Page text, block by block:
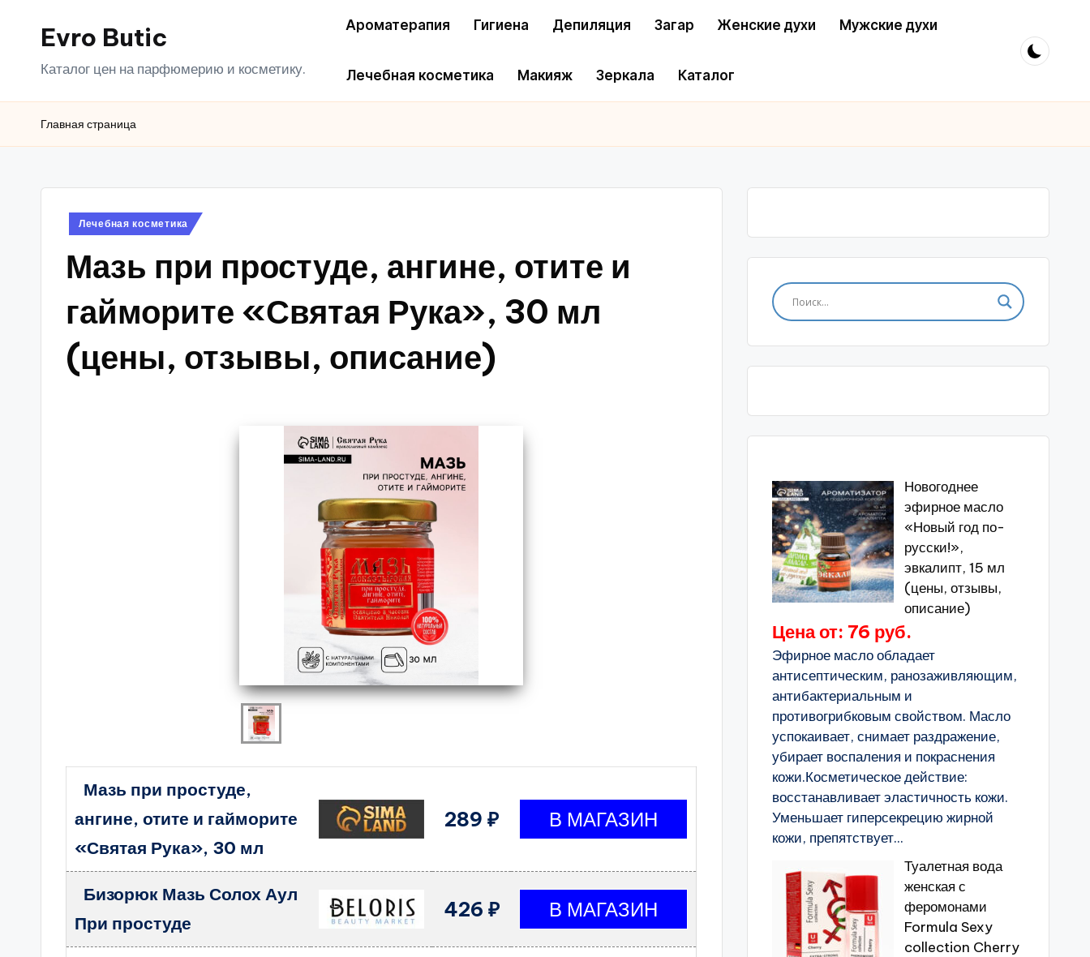
ПерейтиEvro Butic
Каталог цен на парфюмерию и косметику.
Ароматерапия Гигиена Депиляция Загар Женские духи Мужские духи
Лечебная косметика Макияж Зеркала Каталог
Главная страница
Опубликовано
Лечебная косметика
Мазь при простуде, ангине, отите и
гайморите «Святая Рука», 30 мл
(цены, отзывы, описание)
Мазь при простуде,
ангине, отите и гайморите
«Святая Рука», 30 мл
289 ₽
Бизорюк Мазь Солох Аул
При простуде
426 ₽
Новогоднее
эфирное масло
«Новый год по-
русски!»,
эвкалипт, 15 мл
(цены, отзывы,
описание)
Цена от: 76 руб.
Эфирное масло обладает
антисептическим, ранозаживляющим,
антибактериальным и
противогрибковым свойством. Масло
успокаивает, снимает раздражение,
убирает воспаления и покраснения
кожи.Косметическое действие:
восстанавливает эластичность кожи.
Уменьшает гиперсекрецию жирной
кожи, препятствует...
Туалетная вода
женская с
феромонами
Formula Sexy
collection Cherry